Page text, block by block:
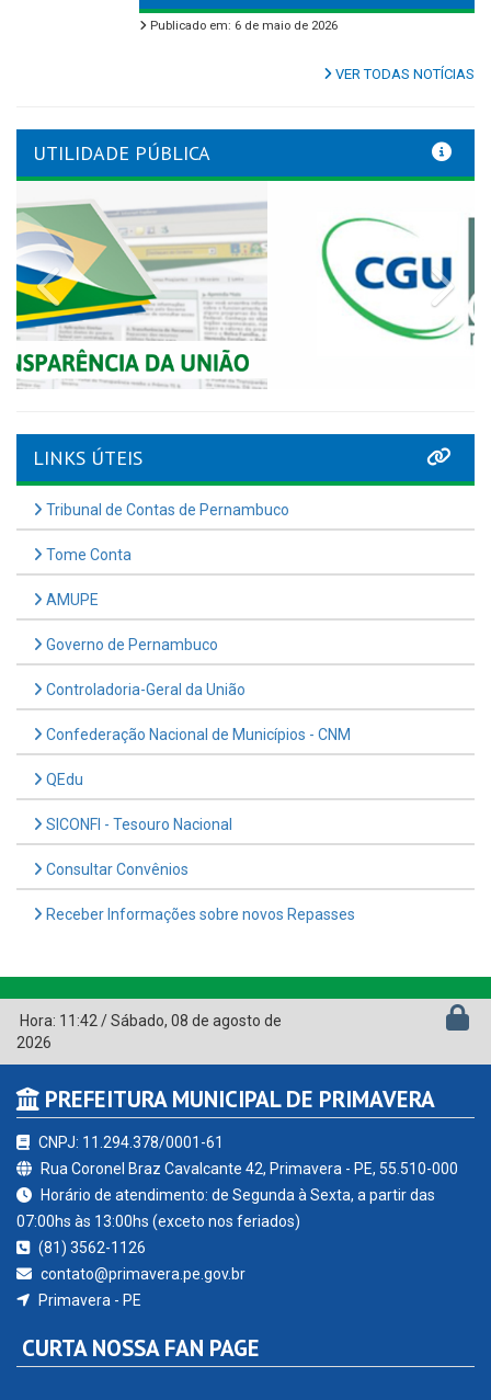
Publicado em: 6 de maio de 2026
VER TODAS NOTÍCIAS
UTILIDADE PÚBLICA
Previous
LINKS ÚTEIS
Tribunal de Contas de Pernambuco
Tome Conta
AMUPE
Governo de Pernambuco
Controladoria-Geral da União
Confederação Nacional de Municípios - CNM
QEdu
SICONFI - Tesouro Nacional
Consultar Convênios
Receber Informações sobre novos Repasses
Hora: 11:42 /Sábado, 08 de agosto de
2026
PREFEITURA MUNICIPAL DE PRIMAVERA
CNPJ: 11.294.378/0001-61
Rua Coronel Braz Cavalcante 42, Primavera - PE, 55.510-000
Horário de atendimento: de Segunda à Sexta, a partir das
07:00hs às 13:00hs (exceto nos feriados)
(81) 3562-1126
contato@primavera.pe.gov.br
Primavera - PE
CURTA NOSSA FAN PAGE